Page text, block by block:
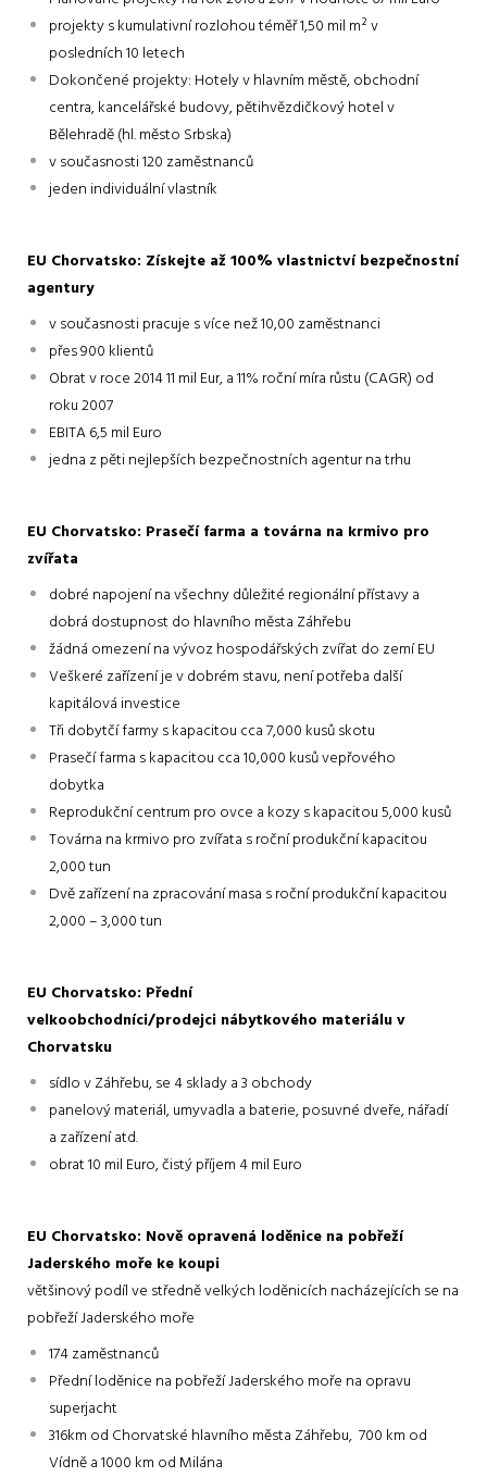
projekty s kumulativní rozlohou téměř 1,50 mil m² v
posledních 10 letech
Dokončené projekty: Hotely v hlavním městě, obchodní
centra, kancelářské budovy, pětihvězdičkový hotel v
Bělehradě (hl. město Srbska)
v současnosti 120 zaměstnanců
jeden individuální vlastník
EU Chorvatsko: Získejte až 100% vlastnictví bezpečnostní
agentury
v současnosti pracuje s více než 10,00 zaměstnanci
přes 900 klientů
Obrat v roce 2014 11 mil Eur, a 11% roční míra růstu (CAGR) od
roku 2007
EBITA 6,5 mil Euro
jedna z pěti nejlepších bezpečnostních agentur na trhu
EU Chorvatsko: Prasečí farma a továrna na krmivo pro
zvířata
dobré napojení na všechny důležité regionální přístavy a
dobrá dostupnost do hlavního města Záhřebu
žádná omezení na vývoz hospodářských zvířat do zemí EU
Veškeré zařízení je v dobrém stavu, není potřeba další
kapitálová investice
Tři dobytčí farmy s kapacitou cca 7,000 kusů skotu
Prasečí farma s kapacitou cca 10,000 kusů vepřového
dobytka
Reprodukční centrum pro ovce a kozy s kapacitou 5,000 kusů
Továrna na krmivo pro zvířata s roční produkční kapacitou
2,000 tun
Dvě zařízení na zpracování masa s roční produkční kapacitou
2,000 – 3,000 tun
EU Chorvatsko: Přední
velkoobchodníci/prodejci nábytkového materiálu v
Chorvatsku
sídlo v Záhřebu, se 4 sklady a 3 obchody
panelový materiál, umyvadla a baterie, posuvné dveře, nářadí
a zařízení atd.
obrat 10 mil Euro, čistý příjem 4 mil Euro
EU Chorvatsko: Nově opravená loděnice na pobřeží
Jaderského moře ke koupi
většinový podíl ve středně velkých loděnicích nacházejících se na
pobřeží Jaderského moře
174 zaměstnanců
Přední loděnice na pobřeží Jaderského moře na opravu
superjacht
316km od Chorvatské hlavního města Záhřebu, 700 km od
Vídně a 1000 km od Milána